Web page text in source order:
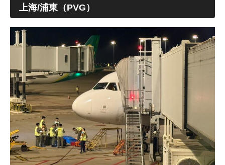
上海/浦東（PVG）